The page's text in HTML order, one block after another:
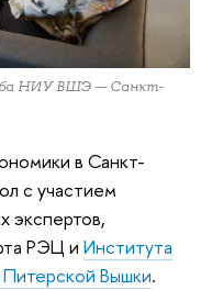
НИУ ВШЭ — Санкт-
в Санкт-
с участием
экспертов,
РЭЦ и Института
Питерской Вышки.